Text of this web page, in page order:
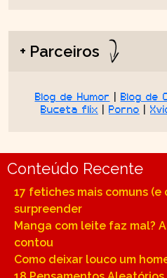
+ Parceiros
Blog de Humor | Blog de
Buceta flix | Porno |
Conteúdo Recente
17 fetiches mais comuns (e
surpreender
Manga com leite faz mal?
contou
Como deixar louco um